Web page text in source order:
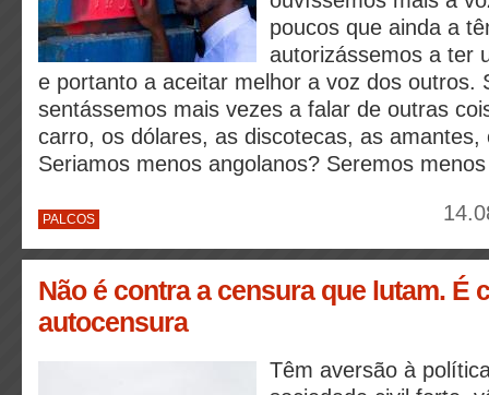
poucos que ainda a
autorizássemos a ter
e portanto a aceitar melhor a voz dos outros.
sentássemos mais vezes a falar de outras
carro, os dólares, as discotecas, as amantes,
Seriamos menos angolanos? Seremos
PALCOS
Não é contra a censura que lutam. É
autocensura
Têm aversão à